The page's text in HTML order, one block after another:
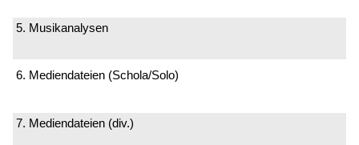
5. Musikanalysen
6. Mediendateien (Schola/Solo)
7. Mediendateien (div.)